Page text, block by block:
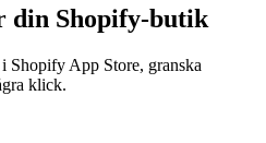
Shopify-butik
Shopify App Store, granska
klick.